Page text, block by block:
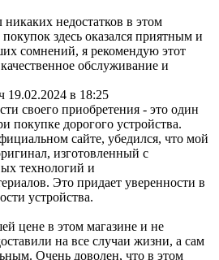
недостатков в этом
здесь оказался приятным и
сомнений, я рекомендую этот
обслуживание и
19.02.2024 в 18:25
своего приобретения - это один
покупке дорогого устройства.
сайте, убедился, что мой
изготовленный с
технологий и
Это придает уверенности в
устройства.
цене в этом магазине и не
на все случаи жизни, а сам
Очень доволен, что в этом